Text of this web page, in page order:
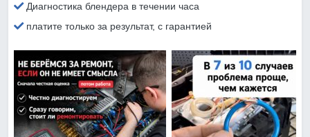
Диагностика блендера в течении часа
платите только за результат, с гарантией